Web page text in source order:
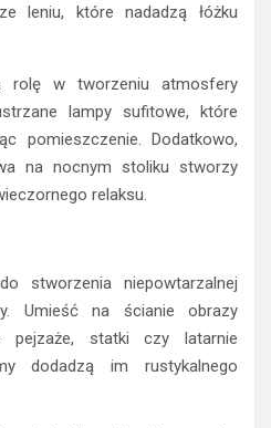
leniu, które nadadzą łóżku
rolę w tworzeniu atmosfery
lampy sufitowe, które
pomieszczenie. Dodatkowo,
na nocnym stoliku stworzy
relaksu.
stworzenia niepowtarzalnej
Umieść na ścianie obrazy
pejzaże, statki czy latarnie
dodadzą im rustykalnego